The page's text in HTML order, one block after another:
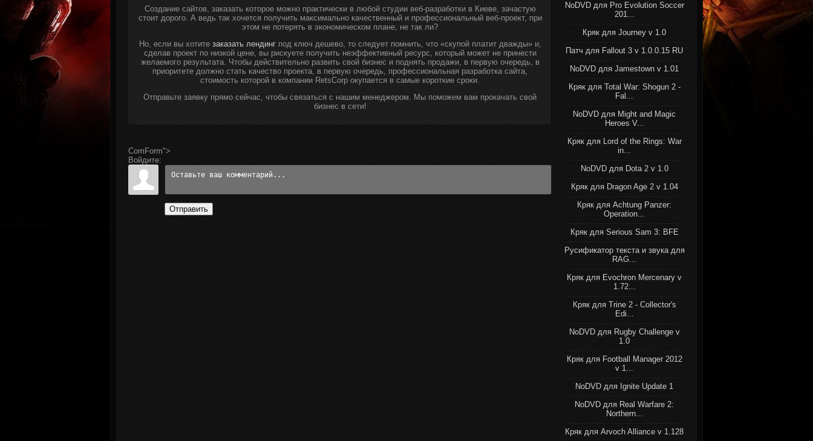
NoDVD для Pro Evolution Soccer
201...
Кряк для Journey v 1.0
Патч для Fallout 3 v 1.0.0.15 RU
NoDVD для Jamestown v 1.01
Кряк для Total War: Shogun 2 -
Fal...
NoDVD для Might and Magic
Heroes V...
Кряк для Lord of the Rings: War
in...
NoDVD для Dota 2 v 1.0
Кряк для Dragon Age 2 v 1.04
Кряк для Achtung Panzer:
Operation...
Кряк для Serious Sam 3: BFE
Русификатор текста и звука для
RAG...
Кряк для Evochron Mercenary v
1.72...
Кряк для Trine 2 - Collector's
Edi...
NoDVD для Rugby Challenge v
1.0
Кряк для Football Manager 2012
v 1...
NoDVD для Ignite Update 1
NoDVD для Real Warfare 2:
Northern...
Кряк для Arvoch Alliance v 1.128
Создание сайтов, заказать которое можно практически в любой студии веб-разработки в Киеве, зачастую
стоит дорого. А ведь так хочется получить максимально качественный и профессиональный веб-проект, при
этом не потерять в экономическом плане, не так ли?
Но, если вы хотите заказать лендингпод ключ дешево, то следует помнить, что «скупой платит дважды» и,
сделав проект по низкой цене, вы рискуете получить неэффективный ресурс, который может не принести
желаемого результата. Чтобы действительно развить свой бизнес и поднять продажи, в первую очередь, в
приоритете должно стать качество проекта, в первую очередь, профессиональная разработка сайта,
стоимость которой в компании RetsCorp окупается в самые короткие сроки.
Отправьте заявку прямо сейчас, чтобы связаться с нашим менеджером. Мы поможем вам прокачать свой
бизнес в сети!
ComForm">
Войдите:
Отправить